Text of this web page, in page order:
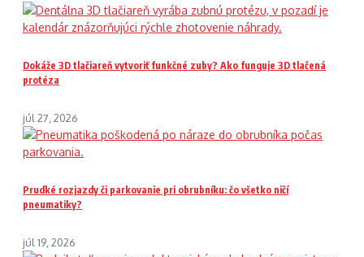
Dokáže 3D tlačiareň vytvoriť funkčné zuby? Ako funguje 3D tlačená
protéza
júl 27, 2026
Prudké rozjazdy či parkovanie pri obrubníku: čo všetko ničí
pneumatiky?
júl 19, 2026